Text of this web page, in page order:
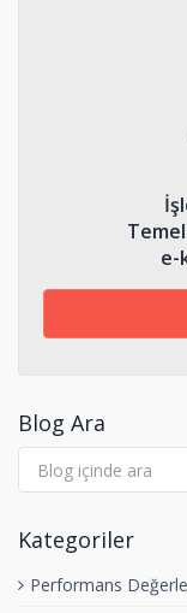
e-
Blog Ara
Kategoriler
Performans